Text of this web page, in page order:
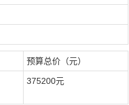
预算总价（元）
375200元